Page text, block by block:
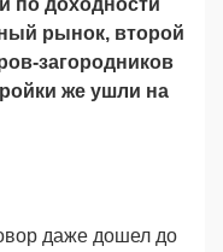
рынок, второй
загородников
же ушли на
даже дошел до